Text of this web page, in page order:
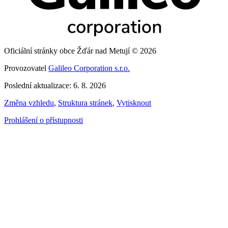
Oficiální stránky obce Žďár nad Metují © 2026
Provozovatel Galileo Corporation s.r.o.
Poslední aktualizace: 6. 8. 2026
Změna vzhledu, Struktura stránek, Vytisknout
Prohlášení o přístupnosti